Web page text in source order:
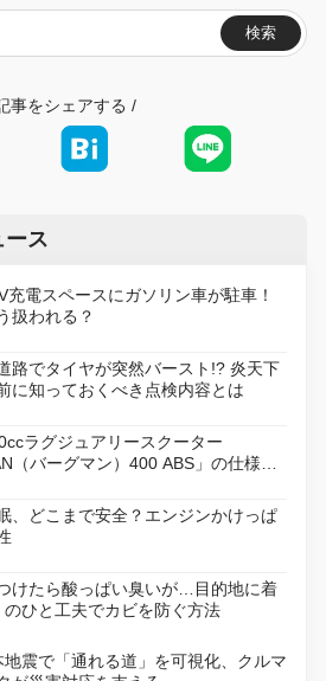
検索
事をシェアする /
ース
充電スペースにガソリン車が駐車！
扱われる？
路でタイヤが突然バースト!? 炎天下
に知っておくべき点検内容とは
ラグジュアリースクーター
（バーグマン）400 ABS」の仕様を
日に発売
、どこまで安全？エンジンかけっぱ
けたら酸っぱい臭いが…目的地に着
のひと工夫でカビを防ぐ方法
震で「通れる道」を可視化、クルマ